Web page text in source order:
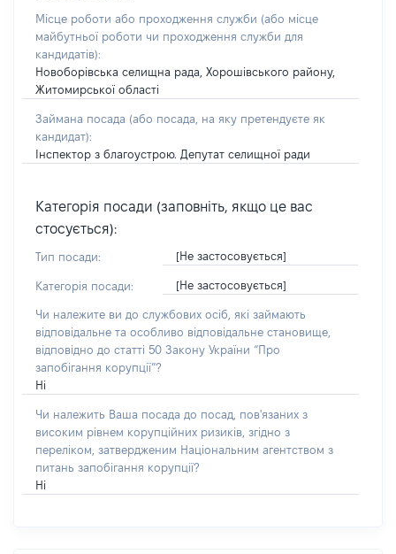
Місце роботи або проходження служби (або місце
майбутньої роботи чи проходження служби для
кандидатів):
Новоборівська селищна рада, Хорошівського району,
Житомирської області
Займана посада (або посада, на яку претендуєте як
кандидат):
Інспектор з благоустрою. Депутат селищної ради
Категорія посади (заповніть, якщо це вас
стосується):
Тип посади: [Не застосовується]
Категорія посади: [Не застосовується]
Чи належите ви до службових осіб, які займають
відповідальне та особливо відповідальне становище,
відповідно до статті 50 Закону України “Про
запобігання корупції”?
Ні
Чи належить Ваша посада до посад, пов'язаних з
високим рівнем корупційних ризиків, згідно з
переліком, затвердженим Національним агентством з
питань запобігання корупції?
Ні